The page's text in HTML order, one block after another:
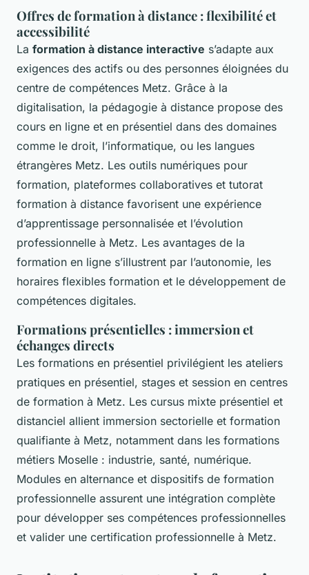
Offres de formation à distance : flexibilité et
accessibilité
La formation à distance interactive s’adapte aux
exigences des actifs ou des personnes éloignées du
centre de compétences Metz. Grâce à la
digitalisation, la pédagogie à distance propose des
cours en ligne et en présentiel dans des domaines
comme le droit, l’informatique, ou les langues
étrangères Metz. Les outils numériques pour
formation, plateformes collaboratives et tutorat
formation à distance favorisent une expérience
d’apprentissage personnalisée et l’évolution
professionnelle à Metz. Les avantages de la
formation en ligne s’illustrent par l’autonomie, les
horaires flexibles formation et le développement de
compétences digitales.
Formations présentielles : immersion et
échanges directs
Les formations en présentiel privilégient les ateliers
pratiques en présentiel, stages et session en centres
de formation à Metz. Les cursus mixte présentiel et
distanciel allient immersion sectorielle et formation
qualifiante à Metz, notamment dans les formations
métiers Moselle : industrie, santé, numérique.
Modules en alternance et dispositifs de formation
professionnelle assurent une intégration complète
pour développer ses compétences professionnelles
et valider une certification professionnelle à Metz.